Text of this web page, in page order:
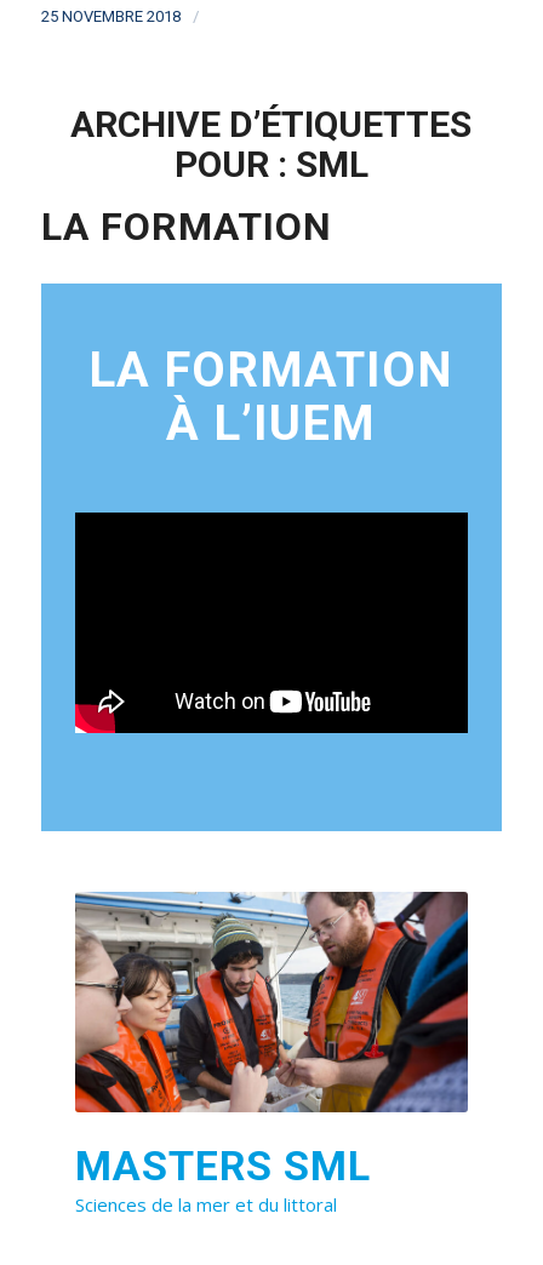
25 NOVEMBRE 2018 /
ARCHIVE D’ÉTIQUETTES
POUR : SML
LA FORMATION
LA FORMATION
À L’IUEM
MASTERS SML
Sciences de la mer et du littoral